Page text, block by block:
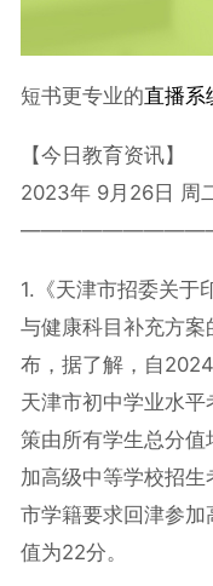
短书更专业的直播系
【今日教育资讯】
2023年 9月26日 周
1.《天津市招委关于
与健康科目补充方
布，据了解，自
天津市初中学业水平
策由所有学生总分
加高级中等学校招
市学籍要求回津参
值为22分。